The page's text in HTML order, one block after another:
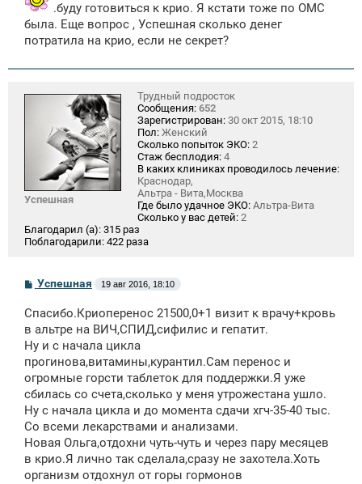
.буду готовиться к крио. Я кстати тоже по ОМС
была. Еще вопрос , Успешная сколько денег
потратила на крио, если не секрет?
Успешная
Трудный подросток
Сообщения: 652
Зарегистрирован: 30 окт 2015, 18:10
Пол: Женский
Сколько попыток ЭКО: 2
Стаж бесплодия: 4
В каких клиниках проводилось лечение:
Краснодар,
Альтра - Вита,Москва
Где было удачное ЭКО: Альтра-Вита
Сколько у вас детей: 2
Благодарил (а): 315 раз
Поблагодарили: 422 раза
С
б
щ
н
и
Успешная 19 авг 2016, 18:10
Спасибо.Криоперенос 21500,0+1 визит к врачу+кровь
в альтре на ВИЧ,СПИД,сифилис и гепатит.
Ну и с начала цикла
прогинова,витамины,курантил.Сам перенос и
огромные горсти таблеток для поддержки.Я уже
сбилась со счета,сколько у меня утрожестана ушло.
Ну с начала цикла и до момента сдачи хгч-35-40 тыс.
Со всеми лекарствами и анализами.
Новая Ольга,отдохни чуть-чуть и через пару месяцев
в крио.Я лично так сделала,сразу не захотела.Хоть
организм отдохнул от горы гормонов